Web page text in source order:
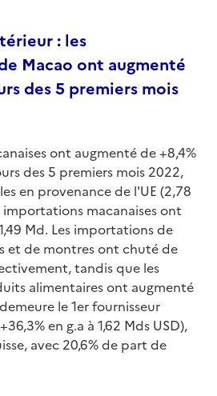
: les
Macao ont augmenté
des 5 premiers mois
ont augmenté de +8,4%
des 5 premiers mois 2022,
en provenance de l'UE (2,78
importations macanaises ont
Md. Les importations de
et de montres ont chuté de
tandis que les
alimentaires ont augmenté
le 1er fournisseur
en g.a à 1,62 Mds USD),
avec 20,6% de part de